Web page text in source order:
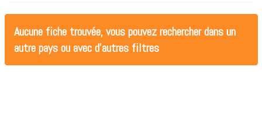
Aucune fiche trouvée, vous pouvez rechercher dans un
autre pays ou avec d'autres filtres